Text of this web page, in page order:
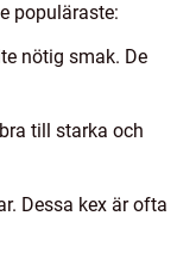
populäraste:
nötig smak. De
till starka och
Dessa kex är ofta